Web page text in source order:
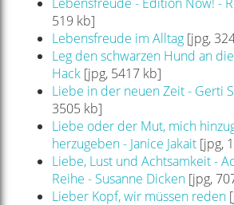
519 kb]
Lebensfreude im Alltag[jpg,
Leg den schwarzen Hund an
Hack[jpg, 5417 kb]
Liebe in der neuen Zeit - Gerti
3505 kb]
Liebe oder der Mut, mich
herzugeben - Janice Jakait[jpg,
Liebe, Lust und Achtsamkeit -
Reihe - Susanne Dicken[jpg,
Lieber Kopf, wir müssen reden